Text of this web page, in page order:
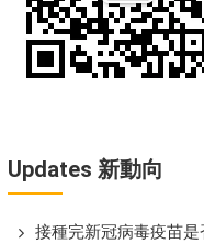
Updates 新動向
接種完新冠病毒疫苗